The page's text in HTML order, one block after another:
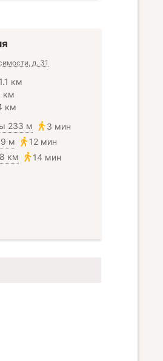
д. 31
км
км
км
233 м
3 мин
м
12 мин
км
14 мин